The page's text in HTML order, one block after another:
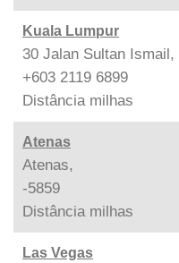
Kuala Lumpur
30 Jalan Sultan
+603 2119 6899
Distância milhas
Atenas
Atenas,
-5859
Distância milhas
Las Vegas